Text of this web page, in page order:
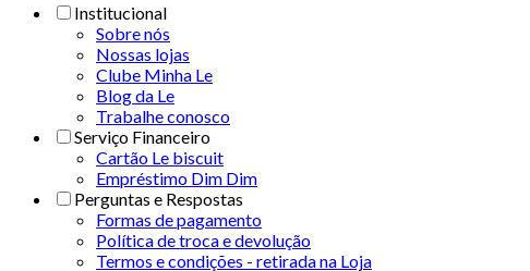
Institucional
Sobre nós
Nossas lojas
Clube Minha Le
Blog da Le
Trabalhe conosco
Serviço Financeiro
Cartão Le biscuit
Empréstimo Dim Dim
Perguntas e Respostas
Formas de pagamento
Política de troca e devolução
Termos e condições - retirada na Loja